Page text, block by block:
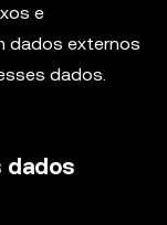
e
dados externos
dados.
dados